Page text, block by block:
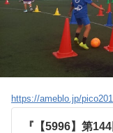
https://ameblo.jp/
『【5996】第